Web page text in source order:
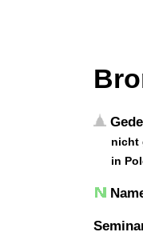
nicht
in